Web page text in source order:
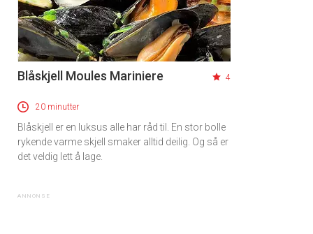
Blåskjell Moules Mariniere 4
20 minutter
Blåskjell er en luksus alle har råd til. En stor bolle
rykende varme skjell smaker alltid deilig. Og så er
det veldig lett å lage.